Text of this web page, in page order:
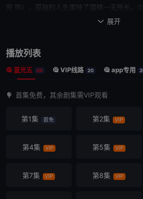
完 饰），孤独的人生里除了围棋一无所长。
考韩国棋院研究生落选后，一直自暴自弃、
求助同是实习生
的安英依（姜素拉 饰）。初
水平一流、工作能力卓越的同事们，马上被巨
上受到了同期 实习生们的质疑和排挤。顶头上
有的自己，唯有比所有人都要努力才能在这
教科书”。
 展开
播放列表
蓝光五 20 VIP线路 20 app专用
首集免费，其余剧集需VIP观看
第1集 首免 第2集 VIP
第4集 VIP 第5集 VIP
第7集 VIP 第8集 VIP